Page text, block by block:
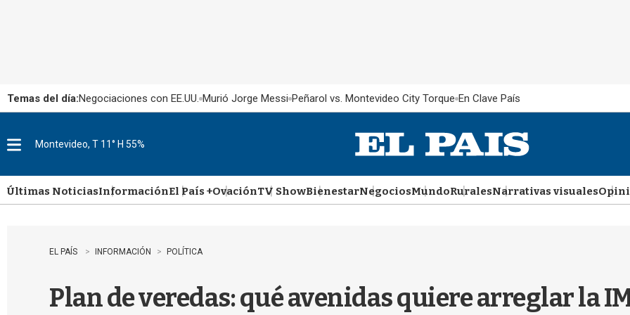
Temas del día:Negociaciones con EE.UU. Murió Jorge Messi Peñarol vs. Montevideo City Torque En Clave País
u
Montevideo, T 11° H 55%
Últimas NoticiasInformaciónEl País +OvaciónTV ShowBienestarNegociosMundoRuralesNarrativas visuales
EL PAÍS INFORMACIÓN POLÍTICA
Plan de veredas: qué avenidas quiere arreglar la